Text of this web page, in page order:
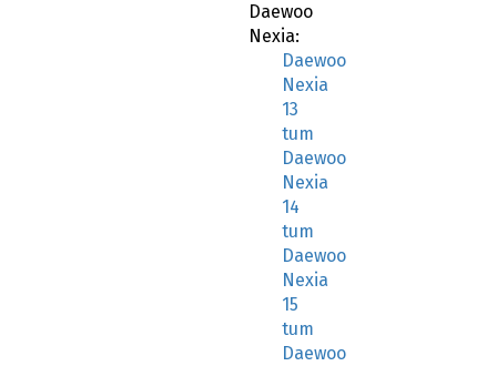
Daewoo
Nexia:
Daewoo
Nexia
13
tum
Daewoo
Nexia
14
tum
Daewoo
Nexia
15
tum
Daewoo